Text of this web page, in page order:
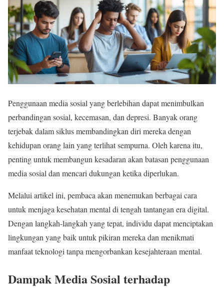
Penggunaan media sosial yang berlebihan dapat menimbulkan
perbandingan sosial, kecemasan, dan depresi. Banyak orang
terjebak dalam siklus membandingkan diri mereka dengan
kehidupan orang lain yang terlihat sempurna. Oleh karena itu,
penting untuk membangun kesadaran akan batasan penggunaan
media sosial dan mencari dukungan ketika diperlukan.
Melalui artikel ini, pembaca akan menemukan berbagai cara
untuk menjaga kesehatan mental di tengah tantangan era digital.
Dengan langkah-langkah yang tepat, individu dapat menciptakan
lingkungan yang baik untuk pikiran mereka dan menikmati
manfaat teknologi tanpa mengorbankan kesejahteraan mental.
Dampak Media Sosial terhadap